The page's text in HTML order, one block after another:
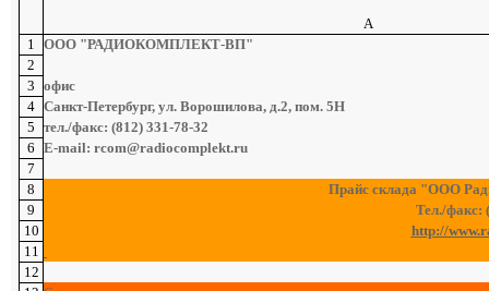
A
1 ООО "РАДИОКОМПЛЕКТ-ВП"
2
3 офис
4 Санкт-Петербург, ул. Ворошилова, д.2, пом. 5Н
5 тел./факс: (812) 331-78-32
6 E-mail: rcom@radiocomplekt.ru
7
8
Прайс склада "ООО
9
Тел./факс:
10
http://
11
12